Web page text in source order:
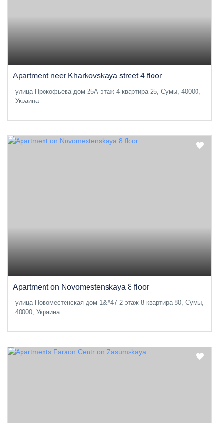
Apartment neer Kharkovskaya street 4 floor
улица Прокофьева дом 25А этаж 4 квартира 25, Сумы, 40000,
Украина
Apartment on Novomestenskaya 8 floor
улица Новоместенская дом 1&#47 2 этаж 8 квартира 80, Сумы,
40000, Украина